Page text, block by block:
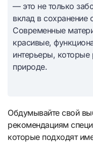
— это не только
вклад в
Современные
красивые,
интерьеры, которые
природе.
Обдумывайте свой
рекомендациям
которые подходят